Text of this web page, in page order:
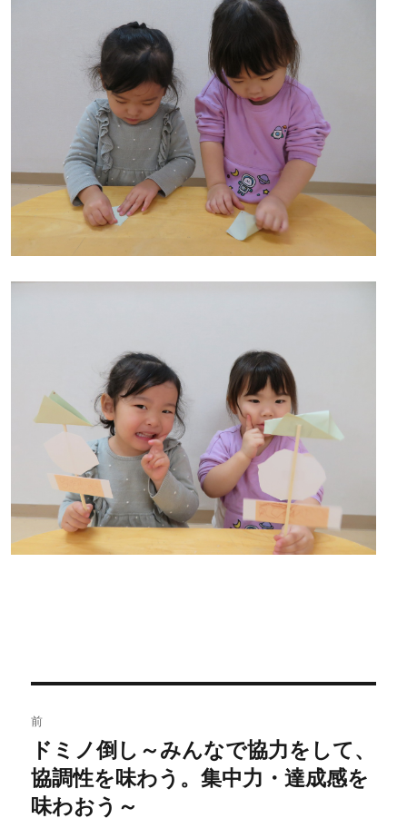
稿
ナ
ビ
前
過
去
の
ドミノ倒し～みんなで協力をして、
協調性を味わう。集中力・達成感を
味わおう～